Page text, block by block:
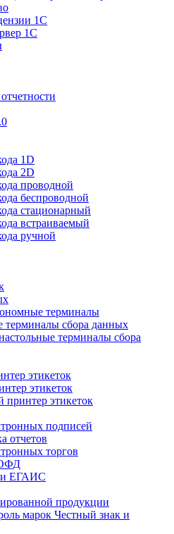
1С
1С
1D
2D
проводной
беспроводной
стационарный
встраиваемый
ручной
терминалы
терминалы сбора данных
терминалы сбора
этикеток
этикеток
этикеток
подписей
отчетов
торгов
ОФД
ЕГАИС
продукции
марок Честный знак и